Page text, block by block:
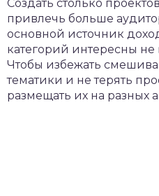
Создать столько
привлечь больше
основной источник
категорий интересны
Чтобы избежать
тематики и не терять
размещать их на разных